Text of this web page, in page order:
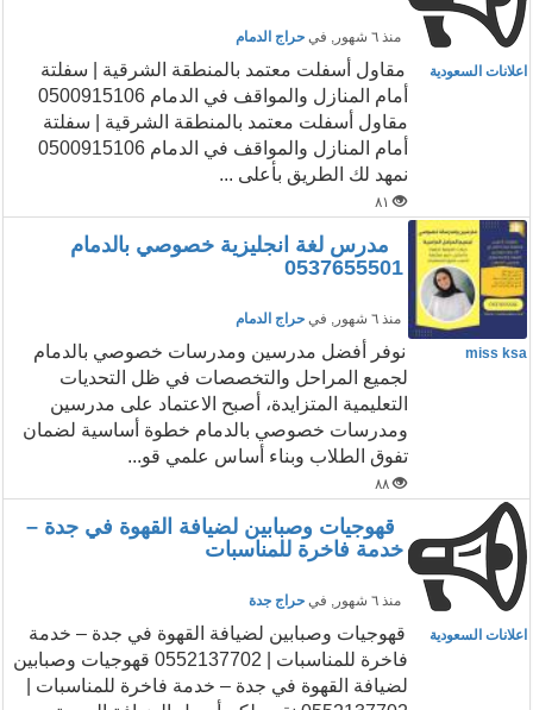
منذ ٦ شهور , في حراج الدمام
اعلانات السعودية
مقاول أسفلت معتمد بالمنطقة الشرقية | سفلتة
أمام المنازل والمواقف في الدمام 0500915106
مقاول أسفلت معتمد بالمنطقة الشرقية | سفلتة
أمام المنازل والمواقف في الدمام 0500915106
نمهد لك الطريق بأعلى ...
٨١
مدرس لغة انجليزية خصوصي بالدمام
0537655501
منذ ٦ شهور , في حراج الدمام
miss ksa
نوفر أفضل مدرسين ومدرسات خصوصي بالدمام
لجميع المراحل والتخصصات في ظل التحديات
التعليمية المتزايدة، أصبح الاعتماد على مدرسين
ومدرسات خصوصي بالدمام خطوة أساسية لضمان
تفوق الطلاب وبناء أساس علمي قو...
٨٨
قهوجيات وصبابين لضيافة القهوة في جدة –
خدمة فاخرة للمناسبات
منذ ٦ شهور , في حراج جدة
اعلانات السعودية
قهوجيات وصبابين لضيافة القهوة في جدة – خدمة
فاخرة للمناسبات | 0552137702 قهوجيات وصبابين
لضيافة القهوة في جدة – خدمة فاخرة للمناسبات |